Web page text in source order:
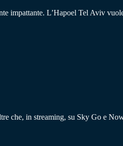
impattante. L’Hapoel Tel Aviv
che, in streaming, su Sky Go e